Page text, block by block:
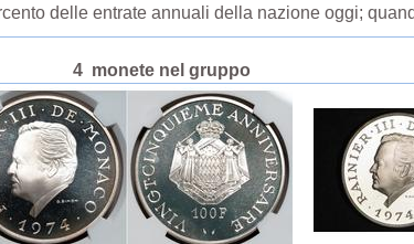
delle entrate annuali della nazione oggi;
4 monete nel gruppo